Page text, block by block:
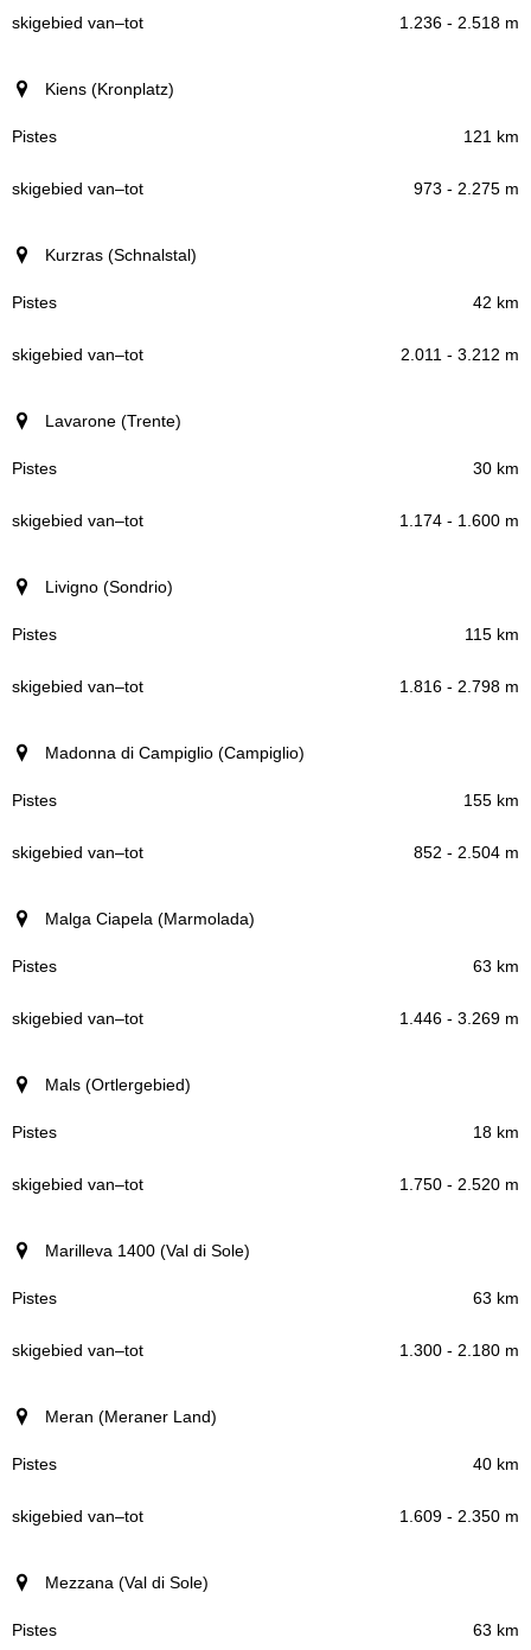
1.236 - 2.518 m
Kiens (Kronplatz)
121 km
973 - 2.275 m
Kurzras (Schnalstal)
42 km
2.011 - 3.212 m
Lavarone (Trente)
30 km
1.174 - 1.600 m
Livigno (Sondrio)
115 km
1.816 - 2.798 m
Madonna di Campiglio (Campiglio)
155 km
852 - 2.504 m
Malga Ciapela (Marmolada)
63 km
1.446 - 3.269 m
Mals (Ortlergebied)
18 km
1.750 - 2.520 m
Marilleva 1400 (Val di Sole)
63 km
1.300 - 2.180 m
Meran (Meraner Land)
40 km
1.609 - 2.350 m
Mezzana (Val di Sole)
63 km